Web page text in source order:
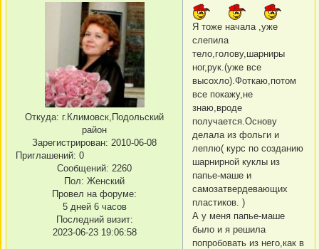
Откуда: г.Климовск,Подольский
район
Зарегистрирован: 2010-06-08
Приглашений: 0
Сообщений: 2260
Пол: Женский
Провел на форуме:
5 дней 6 часов
Последний визит:
2023-06-23 19:06:58
Я тоже начала ,уже
слепила
тело,голову,шарниры
ног,рук.(уже все
высохло).Фоткаю,потом
все покажу,не
знаю,вроде
получается.Основу
делала из фольги и
леплю( курс по созданию
шарнирной куклы из
папье-маше и
самозатвердевающих
пластиков. )
А у меня папье-маше
было и я решила
попробовать из него,как в